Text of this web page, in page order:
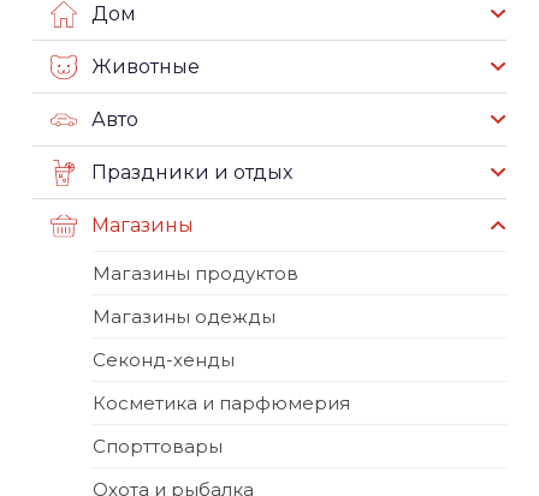
Дом
Животные
Авто
Праздники и отдых
Магазины
Магазины продуктов
Магазины одежды
Секонд-хенды
Косметика и парфюмерия
Спорттовары
Охота и рыбалка